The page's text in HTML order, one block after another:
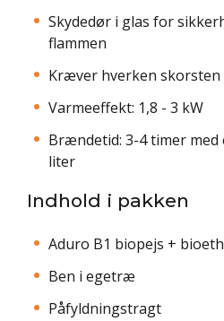
Skydedør i glas for
flammen
Kræver hverken
Varmeeffekt: 1,8 - 3 kW
Brændetid: 3-4 timer med
liter
Indhold i pakken
Aduro B1 biopejs +
Ben i egetræ
Påfyldningstragt